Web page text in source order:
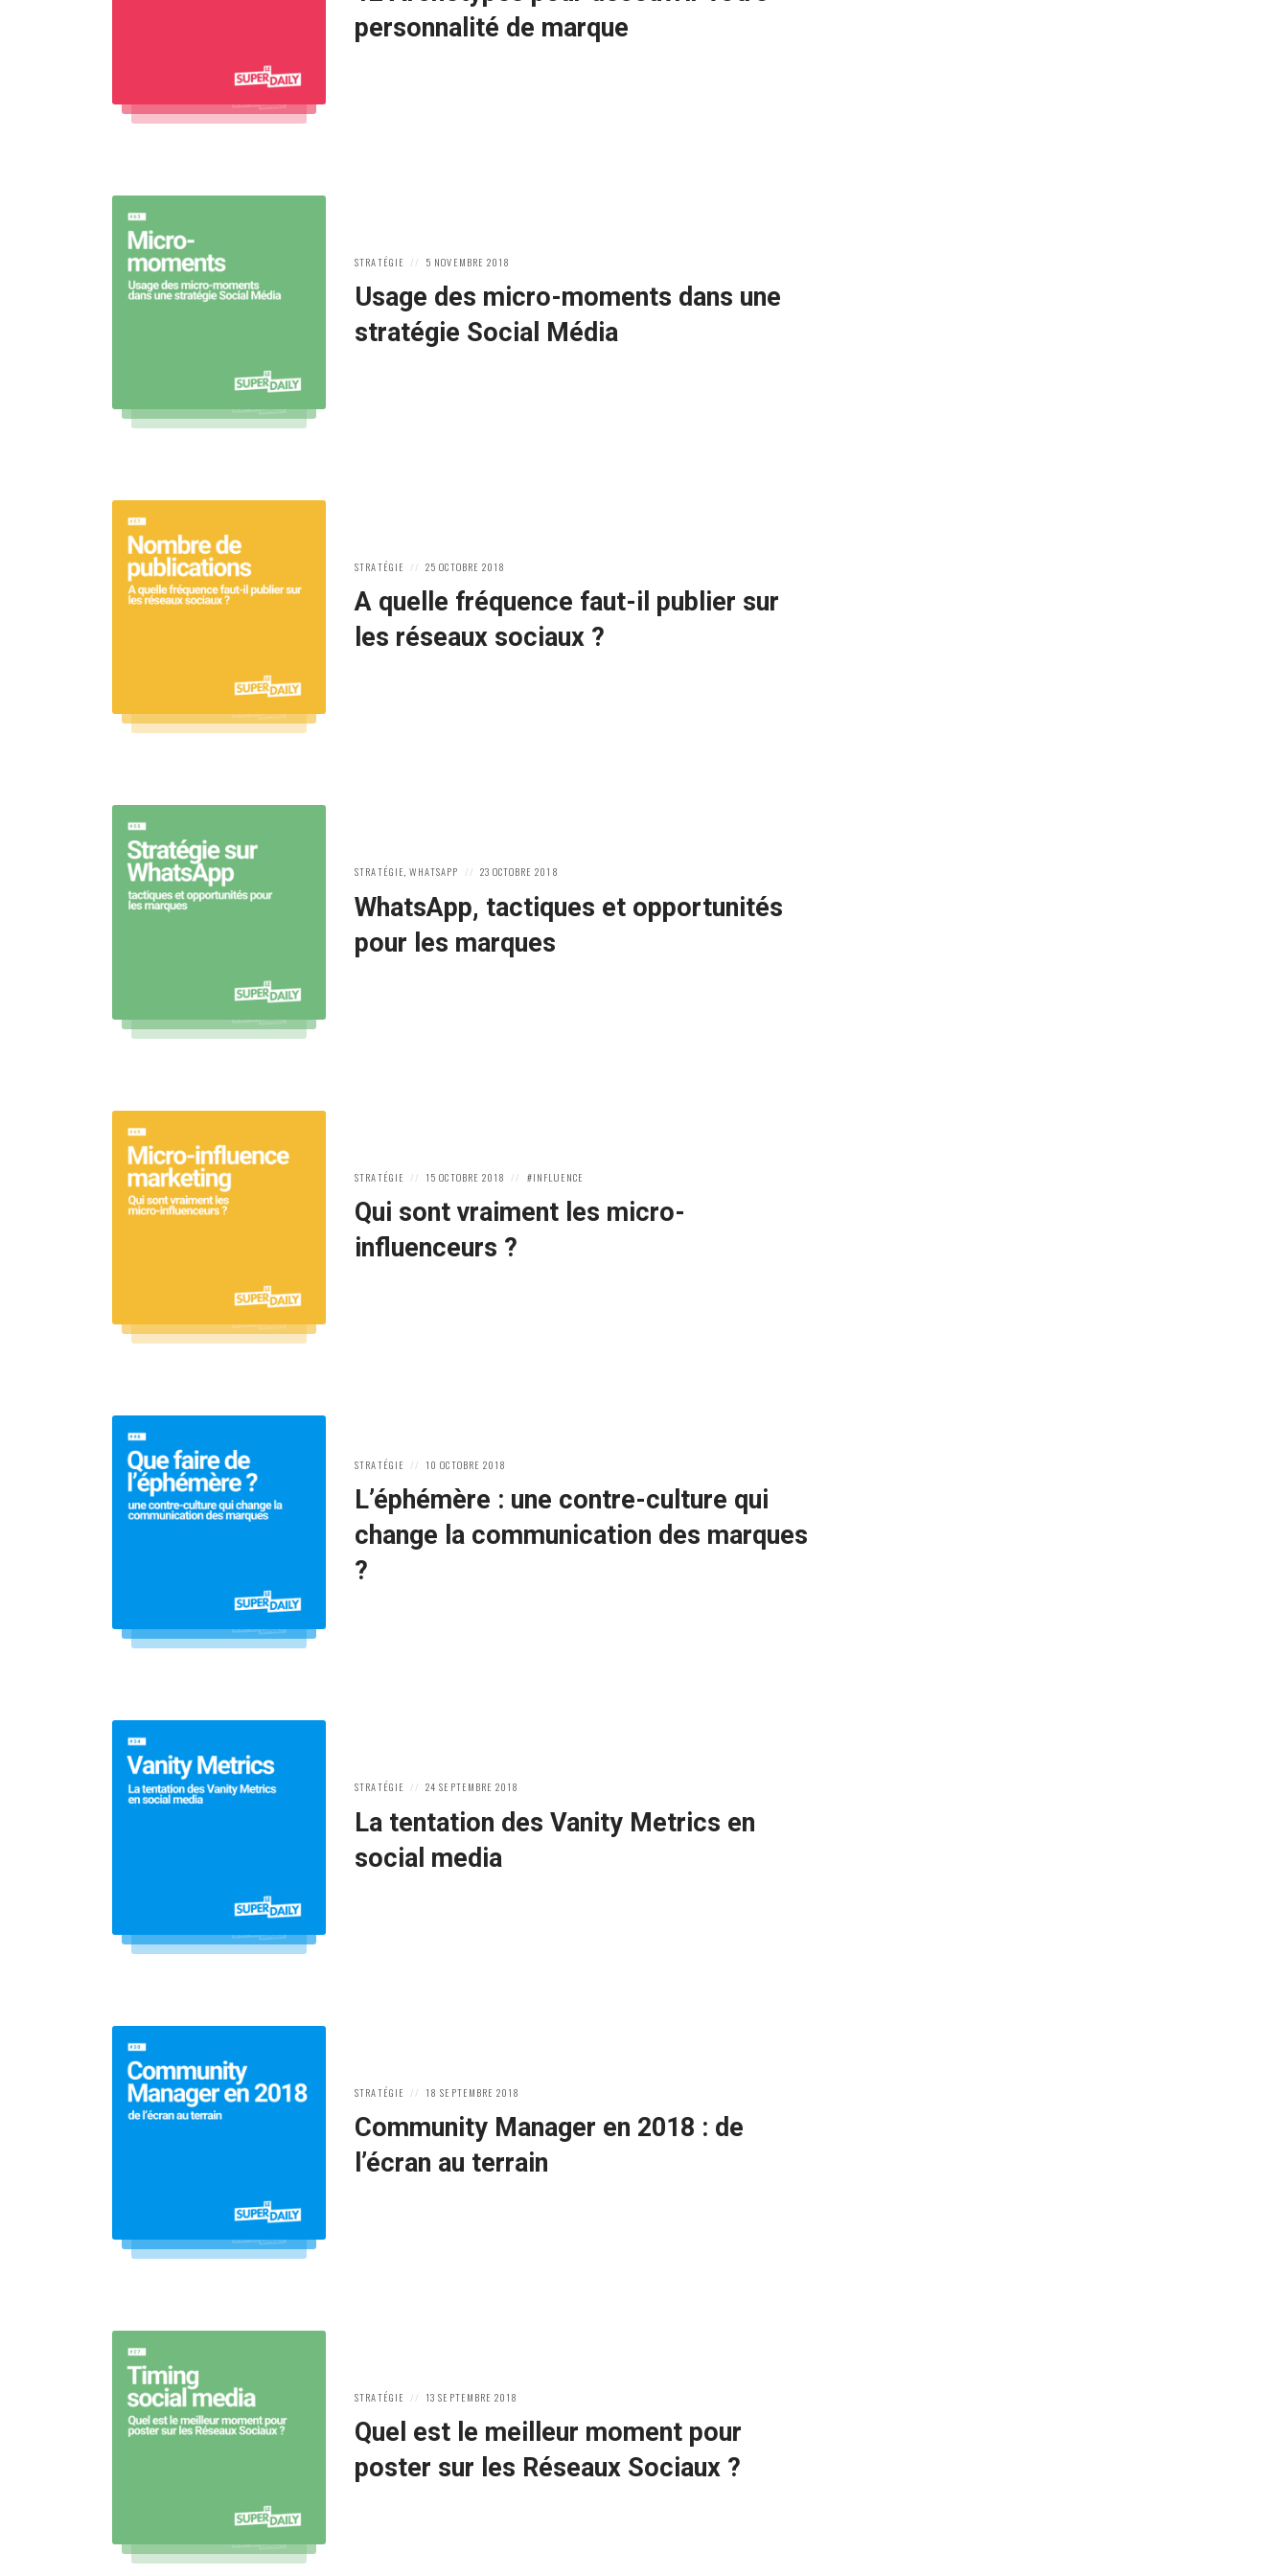
personnalité de marque
POSTED
STRATÉGIE
POSTED
5 NOVEMBRE 2018
Usage des micro-moments dans une
stratégie Social Média
POSTED
STRATÉGIE
POSTED
25 OCTOBRE 2018
A quelle fréquence faut-il publier sur
les réseaux sociaux ?
POSTED
STRATÉGIE, WHATSAPP
POSTED
23 OCTOBRE 2018
WhatsApp, tactiques et opportunités
pour les marques
POSTED
STRATÉGIE
POSTED
15 OCTOBRE 2018
POSTED
INFLUENCE
Qui sont vraiment les micro-
influenceurs ?
POSTED
STRATÉGIE
POSTED
10 OCTOBRE 2018
L’éphémère : une contre-culture qui
change la communication des marques
?
POSTED
STRATÉGIE
POSTED
24 SEPTEMBRE 2018
La tentation des Vanity Metrics en
social media
POSTED
STRATÉGIE
POSTED
18 SEPTEMBRE 2018
Community Manager en 2018 : de
l’écran au terrain
POSTED
STRATÉGIE
POSTED
13 SEPTEMBRE 2018
Quel est le meilleur moment pour
poster sur les Réseaux Sociaux ?